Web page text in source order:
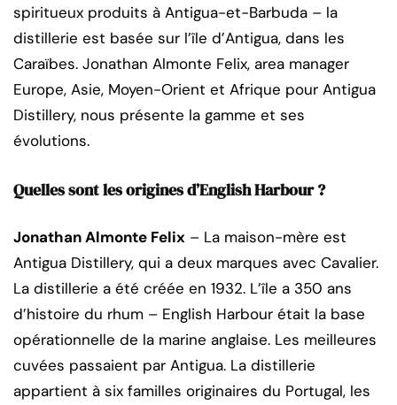
spiritueux produits à Antigua-et-Barbuda – la
distillerie est basée sur l’île d’Antigua, dans les
Caraïbes. Jonathan Almonte Felix, area manager
Europe, Asie, Moyen-Orient et Afrique pour Antigua
Distillery, nous présente la gamme et ses
évolutions.
Quelles sont les origines d’English Harbour ?
Jonathan Almonte Felix – La maison-mère est
Antigua Distillery, qui a deux marques avec Cavalier.
La distillerie a été créée en 1932. L’île a 350 ans
d’histoire du rhum – English Harbour était la base
opérationnelle de la marine anglaise. Les meilleures
cuvées passaient par Antigua. La distillerie
appartient à six familles originaires du Portugal, les